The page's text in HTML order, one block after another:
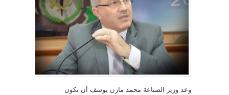
وعد وزير الصناعة محمد مازن يوسف أن تكون